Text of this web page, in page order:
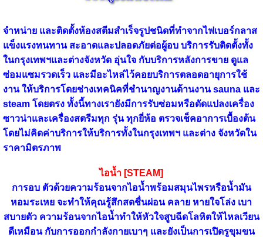
จำหน่าย และติดตั้งห้องสตีมสำเร็จรูปชนิดที่ทำจากไฟเบอร์กลาส
แข็งแรงทนทาน สะอาดและปลอดภัยต่อผู้อบ บริการรับติดตั้งทั้ง
ในกรุงเทพฯและต่างจังหวัด อุ่นใจ กับบริการหลังการขาย ดูแล
ซ่อมแซมรวดเร็ว และมีอะไหล่ไว้คอยบริการตลอดอายุการใช้
งาน ให้บริการโดยช่างเทคนิคที่ชำนาญงานด้านงาน sauna และ
steam โดยตรง ทั้งนี้ทางเรายังมีการรับซ่อมหรือดัดแปลงเครื่อง
ซาวน่าและเครื่องสตรีมทุก รุ่น ทุกยี่ห้อ ตรวจเช็คอาการเบื้องต้น
โดยไม่คิดค่าบริการให้บริการทั้งในกรุงเทพฯ และต่าง จังหวัดใน
ราคามิตรภาพ
ไอน้ำ [STEAM]
การอบ ตัวด้วยความร้อนจากไอน้ำพร้อมสมุนไพรหรือน้ำมัน
หอมระเหย จะทำให้คุณรู้สึกสดชื่นผ่อน คลาย หายใจโล่ง เบา
สบายตัว ความร้อนจากไอน้ำทำให้หัวใจสูบฉีดโลหิตให้ไหลเวียน
ดีเหมือน กับการออกกำลังกายเบาๆ และยังเป็นการเปิดรูขุมขน